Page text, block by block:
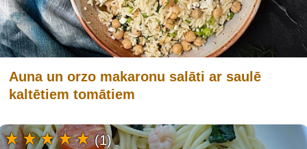
Auna un orzo makaronu salāti ar saulē
kaltētiem tomātiem
(1)